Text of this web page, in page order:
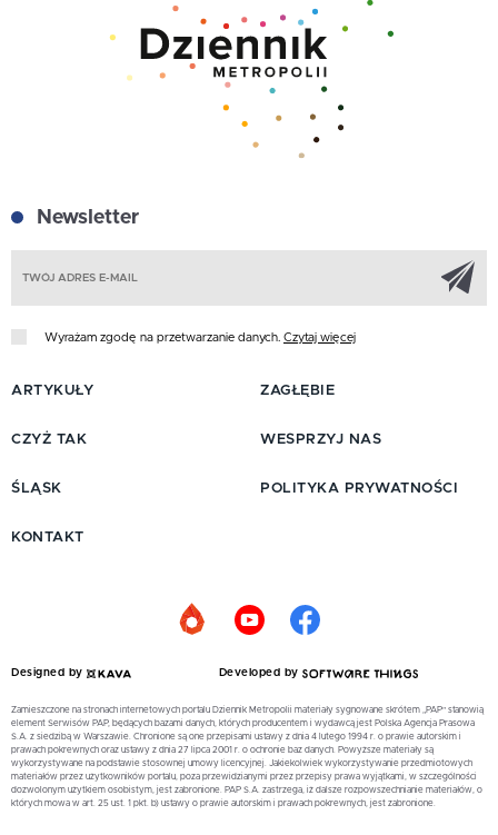
Newsletter
Wyrażam zgodę na przetwarzanie danych. Czytaj więcej
ARTYKUŁY
CZYŻ TAK
ŚLĄSK
ZAGŁĘBIE
WESPRZYJ NAS
POLITYKA PRYWATNOŚCI
KONTAKT
Designed by Developed by
Zamieszczone na stronach internetowych portalu Dziennik Metropolii materiały sygnowane skrótem „PAP” stanowią
element Serwisów PAP, będących bazami danych, których producentem i wydawcą jest Polska Agencja Prasowa
S.A. z siedzibą w Warszawie. Chronione są one przepisami ustawy z dnia 4 lutego 1994 r. o prawie autorskim i
prawach pokrewnych oraz ustawy z dnia 27 lipca 2001 r. o ochronie baz danych. Powyższe materiały są
wykorzystywane na podstawie stosownej umowy licencyjnej. Jakiekolwiek wykorzystywanie przedmiotowych
materiałów przez użytkowników portalu, poza przewidzianymi przez przepisy prawa wyjątkami, w szczególności
dozwolonym użytkiem osobistym, jest zabronione. PAP S.A. zastrzega, iż dalsze rozpowszechnianie materiałów, o
których mowa w art. 25 ust. 1 pkt. b) ustawy o prawie autorskim i prawach pokrewnych, jest zabronione.